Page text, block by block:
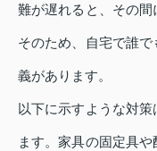
難が遅れると、その間
そのため、自宅で誰
義があります。
以下に示すような対
ます。家具の固定具